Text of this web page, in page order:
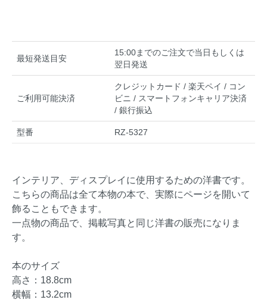
最短発送目安
15:00までのご注文で当日もしくは
翌日発送
ご利用可能決済
クレジットカード / 楽天ペイ / コン
ビニ / スマートフォンキャリア決済
/ 銀行振込
型番 RZ-5327
インテリア、ディスプレイに使用するための洋書です。
こちらの商品は全て本物の本で、実際にページを開いて
飾ることもできます。
一点物の商品で、掲載写真と同じ洋書の販売になりま
す。
本のサイズ
高さ：18.8cm
横幅：13.2cm